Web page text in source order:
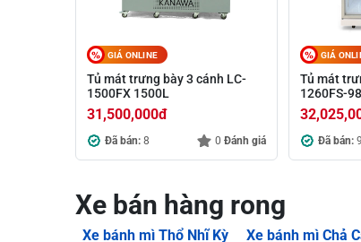
GIÁ ONLINE
Tủ mát trưng bày 3 cánh LC-
1500FX 1500L
31,500,000đ
Đã bán: 8 0 Đánh giá
GIÁ
Tủ mát
1260FS-
Đã bán: 9
Xe bán hàng rong
Xe bánh mì Thổ Nhĩ Kỳ Xe bánh mì Chả